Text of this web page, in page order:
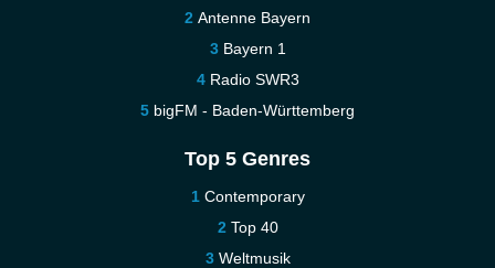
Antenne Bayern
Bayern 1
Radio SWR3
bigFM - Baden-Württemberg
Top 5 Genres
Contemporary
Top 40
Weltmusik